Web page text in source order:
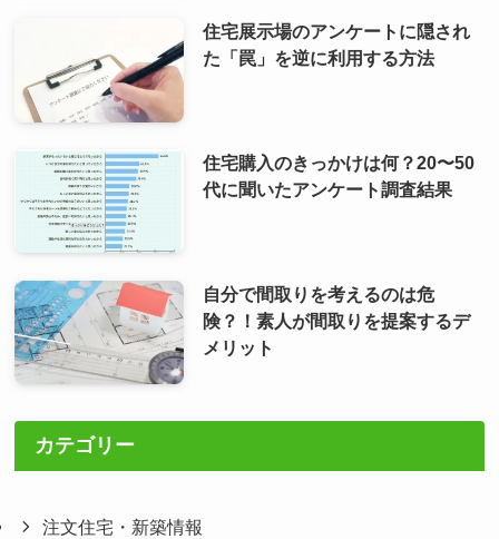
住宅展示場のアンケートに隠され
た「罠」を逆に利用する方法
住宅購入のきっかけは何？20〜50
代に聞いたアンケート調査結果
自分で間取りを考えるのは危
険？！素人が間取りを提案するデ
メリット
カテゴリー
注文住宅・新築情報